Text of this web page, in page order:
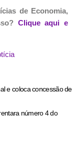
de Economia,
Clique aqui e
e coloca concessão de
número 4 do